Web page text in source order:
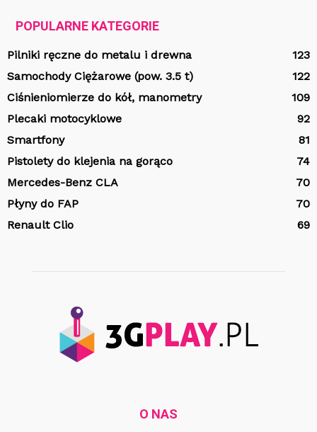
POPULARNE KATEGORIE
Pilniki ręczne do metalu i drewna
123
Samochody Ciężarowe (pow. 3.5 t)
122
Ciśnieniomierze do kół, manometry
109
Plecaki motocyklowe
92
Smartfony
81
Pistolety do klejenia na gorąco
74
Mercedes-Benz CLA
70
Płyny do FAP
70
Renault Clio
69
O NAS